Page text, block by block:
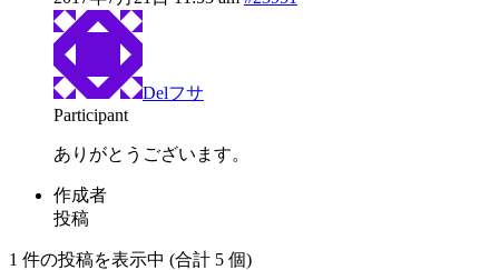
Delフサ
Participant
ありがとうございます。
作成者
投稿
1 件の投稿を表示中 (合計 5 個)